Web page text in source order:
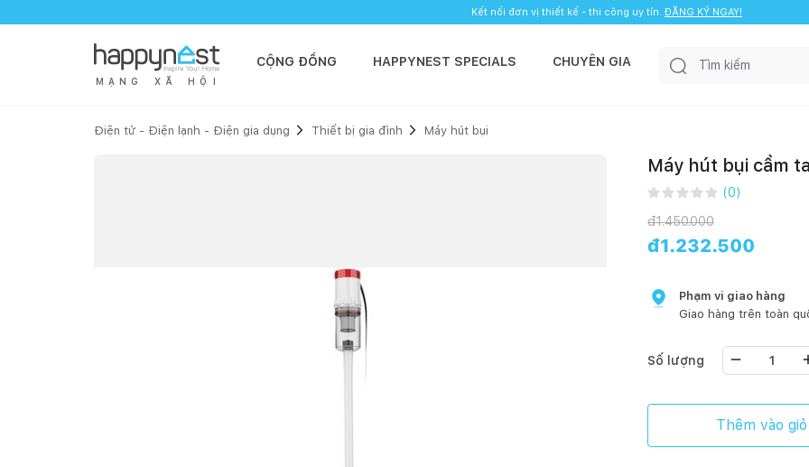
Kết nối đơn vị thiết kế - thi công uy tín. ĐĂNG KÝ NGAY!
M Ạ N G X Ã H Ộ I
CỘNG ĐỒNG HAPPYNEST SPECIALS CHUYÊN GIA
Điện tử - Điện lạnh - Điện gia dụng Thiết bị gia đình Máy hút bụi
Máy hút bụi cầm
(0)
đ1.450.000
đ1.232.500
Phạm vi giao hàng
Giao hàng trên toàn
Số lượng
Thêm vào giỏ